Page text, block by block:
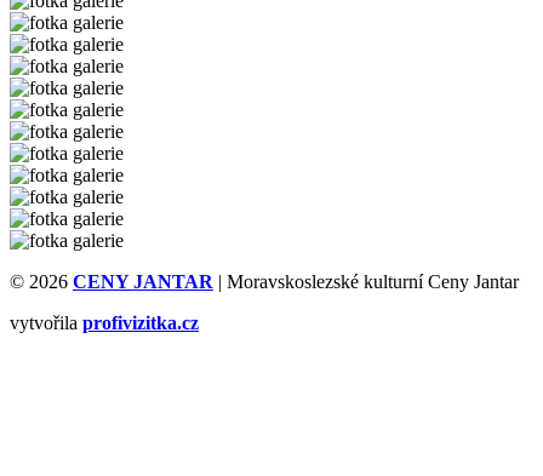
© 2026 CENY JANTAR | Moravskoslezské kulturní Ceny Jantar
vytvořila profivizitka.cz